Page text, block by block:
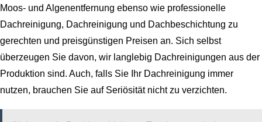
Moos- und Algenentfernung ebenso wie professionelle
Dachreinigung, Dachreinigung und Dachbeschichtung zu
gerechten und preisgünstigen Preisen an. Sich selbst
überzeugen Sie davon, wir langlebig Dachreinigungen aus der
Produktion sind. Auch, falls Sie Ihr Dachreinigung immer
nutzen, brauchen Sie auf Seriösität nicht zu verzichten.